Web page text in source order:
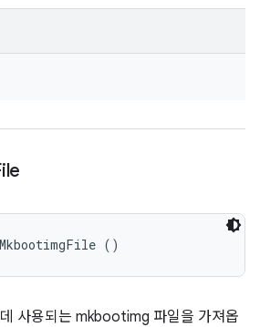
()
사용되는 mkbootimg 파일을 가져옵